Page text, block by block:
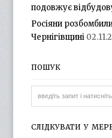
подовжує
Росіяни
Чернігівщині
ПОШУК
СЛІДКУВАТИ У